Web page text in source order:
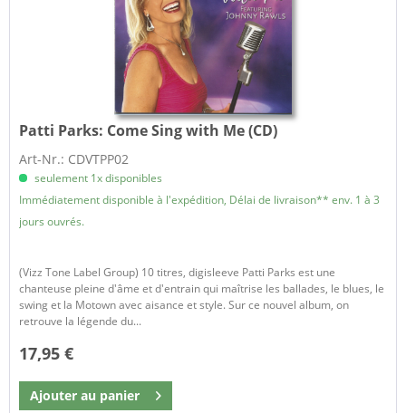
Patti Parks: Come Sing with Me (CD)
Art-Nr.: CDVTPP02
seulement 1x disponibles
Immédiatement disponible à l'expédition, Délai de livraison** env. 1 à 3
jours ouvrés.
(Vizz Tone Label Group) 10 titres, digisleeve Patti Parks est une
chanteuse pleine d'âme et d'entrain qui maîtrise les ballades, le blues, le
swing et la Motown avec aisance et style. Sur ce nouvel album, on
retrouve la légende du...
17,95 €
Ajouter au panier